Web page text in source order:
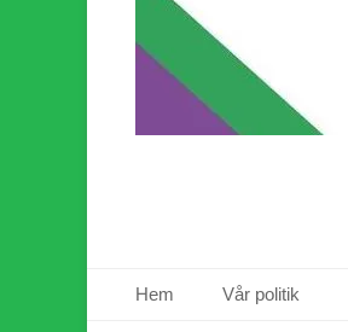
Primär meny
Hem Vår politik